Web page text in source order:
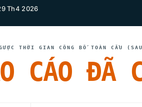
Th4 2026
THỜI GIAN CÔNG BỐ TOÀN CẦU
CÁO ĐÃ